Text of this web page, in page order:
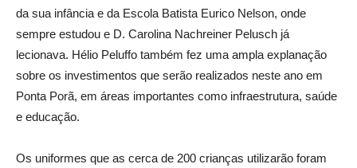
da sua infância e da Escola Batista Eurico Nelson, onde
sempre estudou e D. Carolina Nachreiner Pelusch já
lecionava. Hélio Peluffo também fez uma ampla explanação
sobre os investimentos que serão realizados neste ano em
Ponta Porã, em áreas importantes como infraestrutura, saúde
e educação.
Os uniformes que as cerca de 200 crianças utilizarão foram